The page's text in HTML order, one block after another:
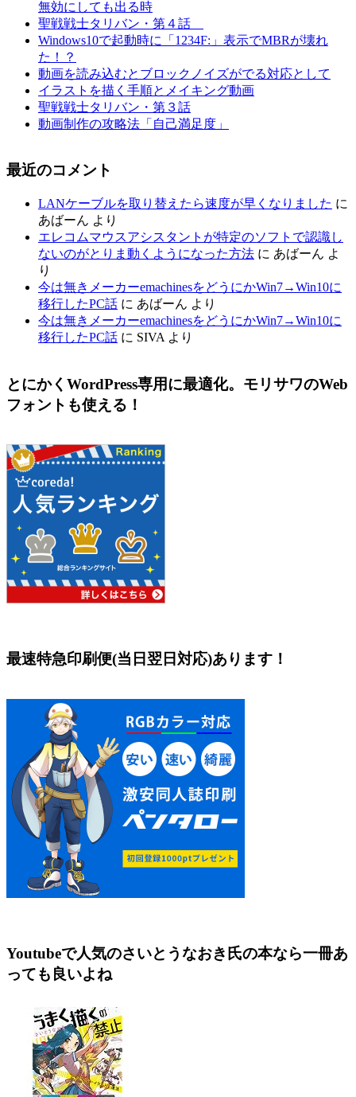
無効にしても出る時
聖戦戦士タリバン・第４話
Windows10で起動時に「1234F:」表示でMBRが壊れ
た！？
動画を読み込むとブロックノイズがでる対応として
イラストを描く手順とメイキング動画
聖戦戦士タリバン・第３話
動画制作の攻略法「自己満足度」
最近のコメント
LANケーブルを取り替えたら速度が早くなりました に
あばーん より
エレコムマウスアシスタントが特定のソフトで認識し
ないのがとりま動くようになった方法 に あばーん よ
り
今は無きメーカーemachinesをどうにかWin7→Win10に
移行したPC話 に あばーん より
今は無きメーカーemachinesをどうにかWin7→Win10に
移行したPC話 に SIVA より
とにかくWordPress専用に最適化。モリサワのWeb
フォントも使える！
最速特急印刷便(当日翌日対応)あります！
Youtubeで人気のさいとうなおき氏の本なら一冊あ
っても良いよね